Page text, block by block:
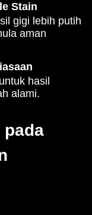
Stain
gigi lebih putih
aman
hasil
alami.
pada